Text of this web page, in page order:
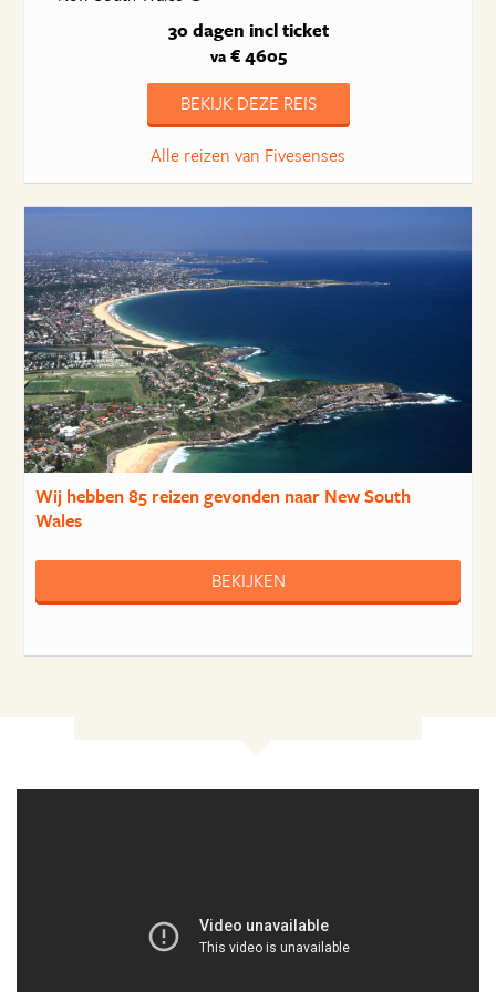
30 dagen incl ticket
va€ 4605
BEKIJK DEZE REIS
Alle reizen van Fivesenses
Wij hebben85 reizengevonden naar New South
Wales
BEKIJKEN